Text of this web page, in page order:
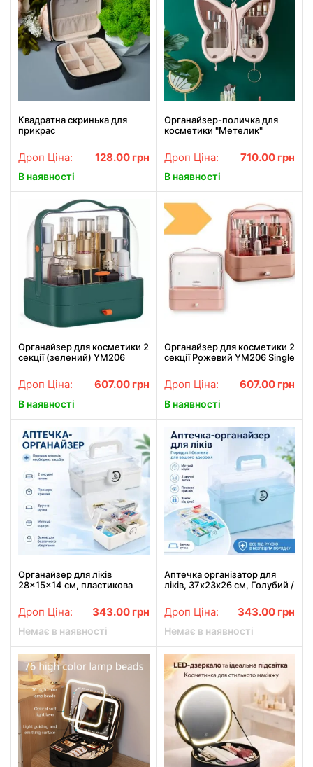
Квадратна скринька для
прикрас
Дроп Ціна: 128.00 грн
В наявності
Органайзер-поличка для
косметики "Метелик"
(Рожевий)
Дроп Ціна: 710.00 грн
В наявності
Органайзер для косметики 2
секції (зелений) YM206
Дроп Ціна: 607.00 грн
В наявності
Органайзер для косметики 2
секції Рожевий YM206 Single
Drawer | Косметичний
органайзер
Дроп Ціна: 607.00 грн
В наявності
Органайзер для ліків
28×15×14 см, пластикова
та прозорою кришкою
Дроп Ціна: 343.00 грн
Немає в наявності
Аптечка організатор для
ліків, 37х23х26 см, Голубий /
ліків / Контейнер для ліків
Дроп Ціна: 343.00 грн
Немає в наявності